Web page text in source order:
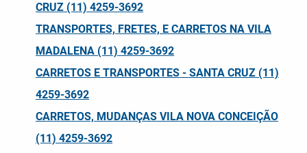
CRUZ (11) 4259-3692
TRANSPORTES, FRETES, E CARRETOS NA VILA
MADALENA (11) 4259-3692
CARRETOS E TRANSPORTES - SANTA CRUZ (11)
4259-3692
CARRETOS, MUDANÇAS VILA NOVA CONCEIÇÃO
(11) 4259-3692